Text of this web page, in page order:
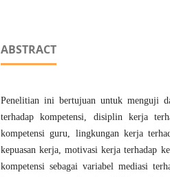
ABSTRACT
Penelitian ini bertujuan untuk menguji
terhadap kompetensi, disiplin kerja
kompetensi guru, lingkungan kerja
kepuasan kerja, motivasi kerja terhadap
kompetensi sebagai variabel mediasi